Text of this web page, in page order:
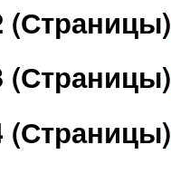
(Страницы)
(Страницы)
(Страницы)